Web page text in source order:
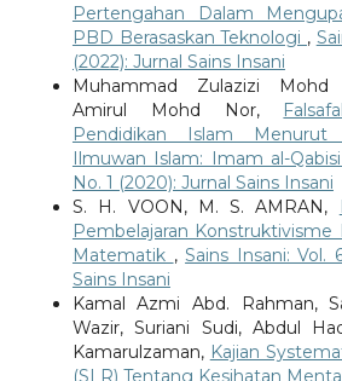
Pertengahan Dalam
PBD Berasaskan Teknologi ,
(2022): Jurnal Sains Insani
Muhammad Zulazizi Mohd
Amirul Mohd Nor,
Pendidikan Islam Menurut
Ilmuwan Islam: Imam al-Qabisi
No. 1 (2020): Jurnal Sains Insani
S. H. VOON, M. S. AMRAN,
Pembelajaran Konstruktivisme
Matematik ,Sains Insani: Vol.
Sains Insani
Kamal Azmi Abd. Rahman,
Wazir, Suriani Sudi, Abdul
Kamarulzaman, Kajian
(SLR) Tentang Kesihatan